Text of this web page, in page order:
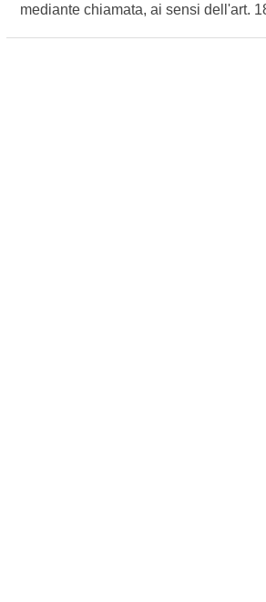
mediante chiamata, ai sensi dell'art.